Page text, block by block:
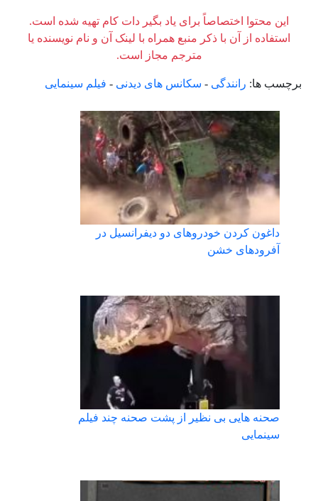
این محتوا اختصاصاً برای یاد بگیر دات کام تهیه شده است.
استفاده از آن با ذکر منبع همراه با لینک آن و نام نویسنده یا
مترجم مجاز است.
برچسب ها: رانندگی - سکانس های دیدنی - فیلم سینمایی
داغون کردن خودروهای دو دیفرانسیل در
آفرودهای خشن
صحنه هایی بی نظیر از پشت صحنه چند فیلم
سینمایی